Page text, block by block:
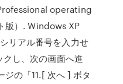
operating
版）. Windows XP
リアル番号を入力せ
し、次の画面へ進
ジの「11.[ 次へ ] ボタ